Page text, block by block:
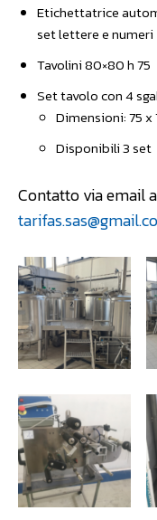
Etichettatrice
set lettere e numeri
Tavolini 80×80 h 75
Set tavolo con 4
Dimensioni: 75 x
Disponibili 3 set
Contatto via email